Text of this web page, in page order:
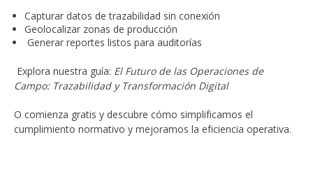
Capturar datos de trazabilidad sin conexión
Geolocalizar zonas de producción
Generar reportes listos para auditorías
Explora nuestra guía: El Futuro de las Operaciones de
Campo: Trazabilidad y Transformación Digital
O comienza gratis y descubre cómo simplificamos el
cumplimiento normativo y mejoramos la eficiencia operativa.